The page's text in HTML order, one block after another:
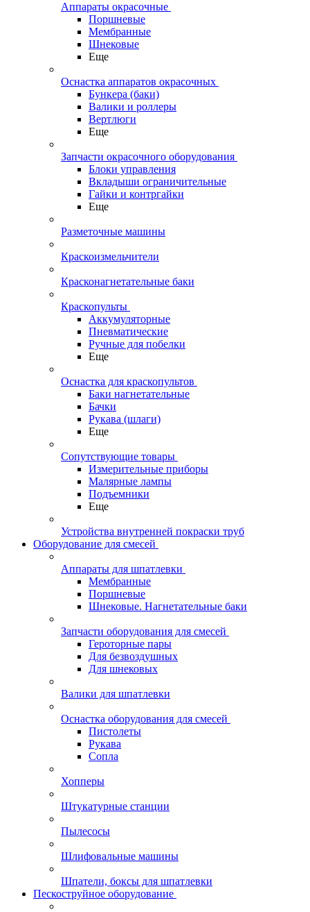
Аппараты окрасочные
Поршневые
Мембранные
Шнековые
Еще
Оснастка аппаратов окрасочных
Бункера (баки)
Валики и роллеры
Вертлюги
Еще
Запчасти окрасочного оборудования
Блоки управления
Вкладыши ограничительные
Гайки и контргайки
Еще
Разметочные машины
Краскоизмельчители
Красконагнетательные баки
Краскопульты
Аккумуляторные
Пневматические
Ручные для побелки
Еще
Оснастка для краскопультов
Баки нагнетательные
Бачки
Рукава (шлаги)
Еще
Сопутствующие товары
Измерительные приборы
Малярные лампы
Подъемники
Еще
Устройства внутренней покраски труб
Оборудование для смесей
Аппараты для шпатлевки
Мембранные
Поршневые
Шнековые. Нагнетательные баки
Запчасти оборудования для смесей
Героторные пары
Для безвоздушных
Для шнековых
Валики для шпатлевки
Оснастка оборудования для смесей
Пистолеты
Рукава
Сопла
Хопперы
Штукатурные станции
Пылесосы
Шлифовальные машины
Шпатели, боксы для шпатлевки
Пескоструйное оборудование